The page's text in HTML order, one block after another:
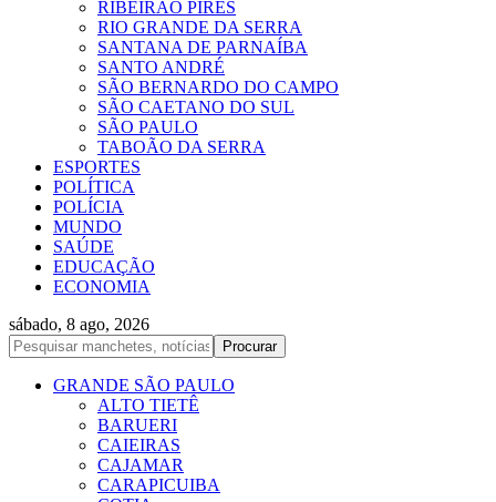
RIBEIRÃO PIRES
RIO GRANDE DA SERRA
SANTANA DE PARNAÍBA
SANTO ANDRÉ
SÃO BERNARDO DO CAMPO
SÃO CAETANO DO SUL
SÃO PAULO
TABOÃO DA SERRA
ESPORTES
POLÍTICA
POLÍCIA
MUNDO
SAÚDE
EDUCAÇÃO
ECONOMIA
sábado, 8 ago, 2026
GRANDE SÃO PAULO
ALTO TIETÊ
BARUERI
CAIEIRAS
CAJAMAR
CARAPICUIBA